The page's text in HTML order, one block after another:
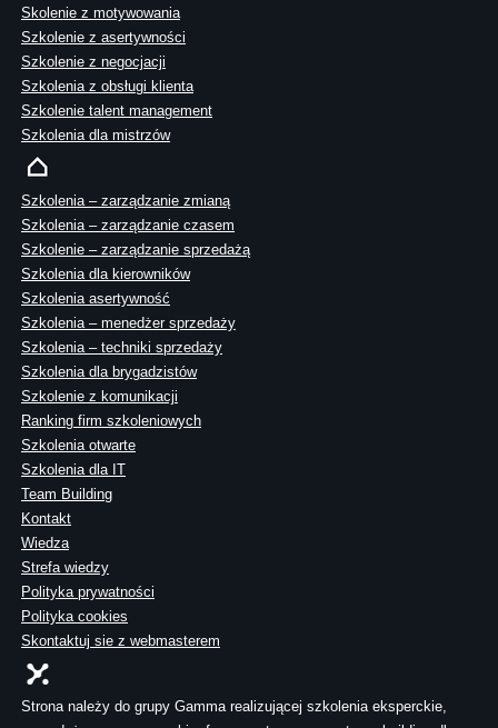
Skolenie z motywowania
Szkolenie z asertywności
Szkolenie z negocjacji
Szkolenia z obsługi klienta
Szkolenie talent management
Szkolenia dla mistrzów
Szkolenia – zarządzanie zmianą
Szkolenia – zarządzanie czasem
Szkolenie – zarządzanie sprzedażą
Szkolenia dla kierowników
Szkolenia asertywność
Szkolenia – menedżer sprzedaży
Szkolenia – techniki sprzedaży
Szkolenia dla brygadzistów
Szkolenie z komunikacji
Ranking firm szkoleniowych
Szkolenia otwarte
Szkolenia dla IT
Team Building
Kontakt
Wiedza
Strefa wiedzy
Polityka prywatności
Polityka cookies
Skontaktuj sie z webmasterem
Strona należy do grupy Gamma realizującej szkolenia eksperckie,